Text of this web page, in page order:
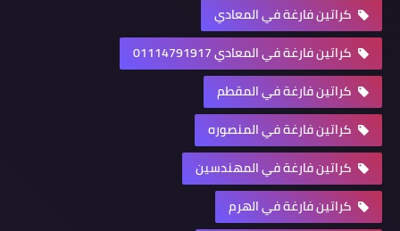
كراتين فارغة في المعادي
كراتين فارغة في المعادي 01114791917
كراتين فارغة في المقطم
كراتين فارغة في المنصوره
كراتين فارغة في المهندسين
كراتين فارغة في الهرم